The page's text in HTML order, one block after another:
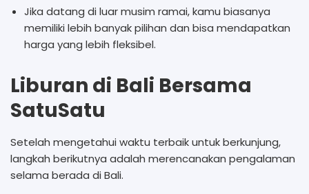
Jika datang di luar musim ramai, kamu biasanya
memiliki lebih banyak pilihan dan bisa mendapatkan
harga yang lebih fleksibel.
Liburan di Bali Bersama
SatuSatu
Setelah mengetahui waktu terbaik untuk berkunjung,
langkah berikutnya adalah merencanakan pengalaman
selama berada di Bali.